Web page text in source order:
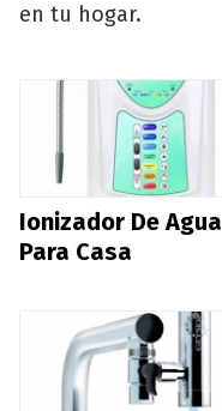
en tu hogar.
Ionizador De Agua
Para Casa